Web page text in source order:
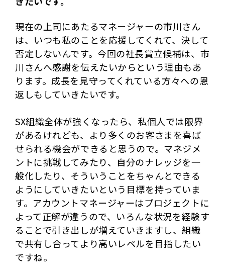
現在の上司にあたるマネージャーの市川さん
は、いつも私のことを応援してくれて、決して
否定しないんです。今回の社長賞立候補は、市
川さんへ感謝を伝えたいからという理由もあ
ります。成長を見守ってくれている方々への恩
返しもしていきたいです。
SX組織全体が強くなったら、私個人では限界
があるけれども、より多くのお客さまを喜ば
せられる機会ができると思うので。マネジメ
ントに挑戦してみたり、自分のナレッジを一
般化したり、そういうことをちゃんとできる
ようにしていきたいという目標を持っていま
す。アカウントマネージャーはプロジェクトに
よって正解が違うので、いろんな状況を経験す
ることで引き出しが増えていきますし、組織
で共有し合ってより高いレベルを目指したい
ですね。